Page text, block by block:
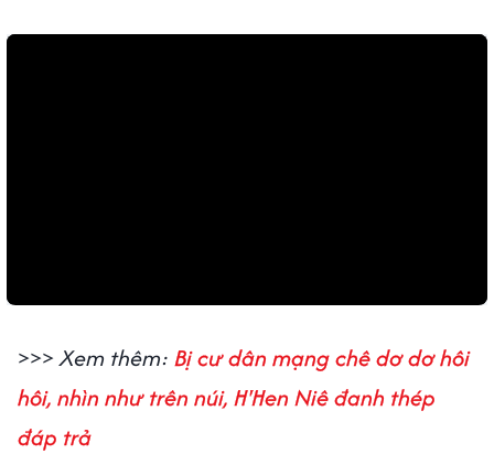
>>>Xem thêm: Bị cư dân mạng chê dơ dơ hôi
hôi, nhìn như trên núi, H'Hen Niê đanh thép
đáp trả